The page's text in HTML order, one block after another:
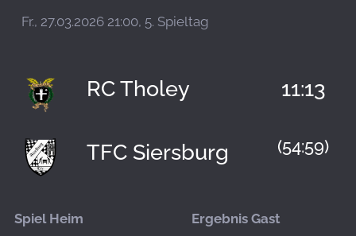
Fr., 27.03.2026 21:00, 5. Spieltag
RC Tholey 11:13
(54:59)
TFC Siersburg
Spiel Heim Ergebnis Gast